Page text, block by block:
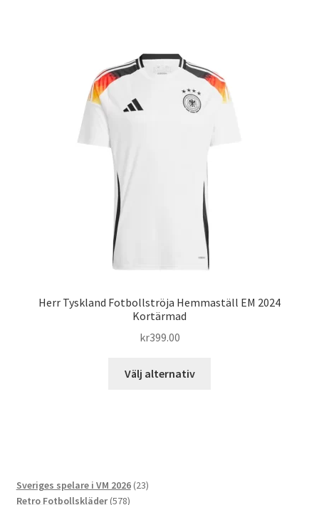
De
olika
väljas
Herr Tyskland Fotbollströja Hemmaställ EM 2024
Kortärmad
kr399.00
Välj alternativ
Sveriges spelare i VM 2026 2323
Retro Fotbollskläder 578578